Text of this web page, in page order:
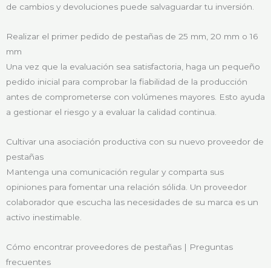
de cambios y devoluciones puede salvaguardar tu inversión.
Realizar el primer pedido de pestañas de 25 mm, 20 mm o 16
mm
Una vez que la evaluación sea satisfactoria, haga un pequeño
pedido inicial para comprobar la fiabilidad de la producción
antes de comprometerse con volúmenes mayores. Esto ayuda
a gestionar el riesgo y a evaluar la calidad continua.
Cultivar una asociación productiva con su nuevo proveedor de
pestañas
Mantenga una comunicación regular y comparta sus
opiniones para fomentar una relación sólida. Un proveedor
colaborador que escucha las necesidades de su marca es un
activo inestimable.
Cómo encontrar proveedores de pestañas | Preguntas
frecuentes